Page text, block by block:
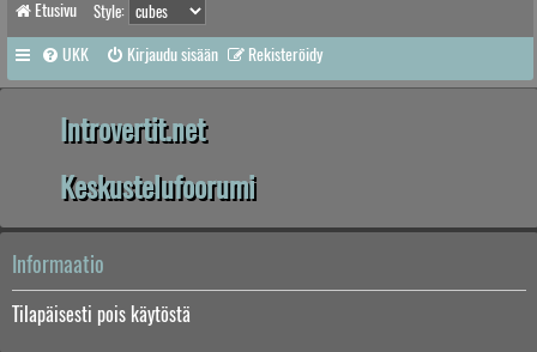
Etusivu Style:
UKK Kirjaudu sisään Rekisteröidy
Introvertit.net
Keskustelufoorumi
Informaatio
Tilapäisesti pois käytöstä